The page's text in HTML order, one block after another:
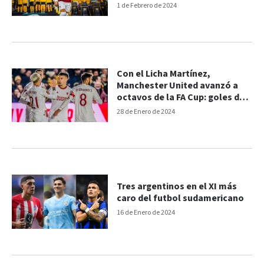
1 de Febrero de 2024
28 de Enero de 2024
Con el Licha Martínez,
Manchester United avanzó a
octavos de la FA Cup: goles del
4-2
16 de Enero de 2024
Tres argentinos en el XI más
caro del futbol sudamericano